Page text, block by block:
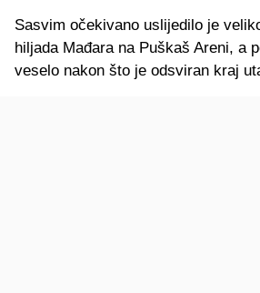
Sasvim očekivano uslijedilo je
hiljada Mađara na Puškaš Areni, a
veselo nakon što je odsviran kraj